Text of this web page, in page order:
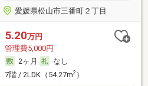
愛媛県松山市三番町２丁目
5.20万円
管理費5,000円
2ヶ月
なし
7階 / 2LDK（54.27m2）